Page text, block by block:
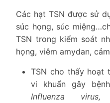
Các hạt TSN được sử
súc họng, súc
TSN trong kiểm soát
họng, viêm amydan,
TSN cho thấy hoạt
vi khuẩn gây
Influenza virus,